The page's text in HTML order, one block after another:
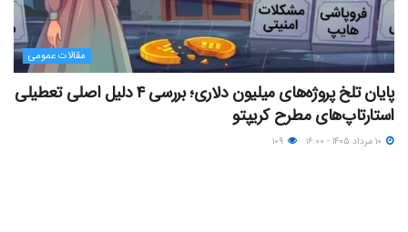
مقالات عمومی
پایان تلخ پروژه‌های میلیون دلاری؛ بررسی ۴ دلیل اصلی تعطیلی
استارتاپ‌های مطرح کریپتو